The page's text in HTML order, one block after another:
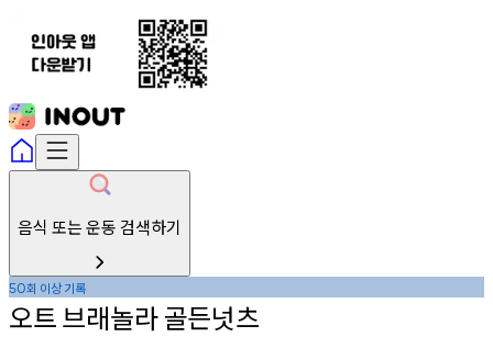
음식 또는 운동 검색하기
50회 이상기록
오트브래놀라골든넛츠